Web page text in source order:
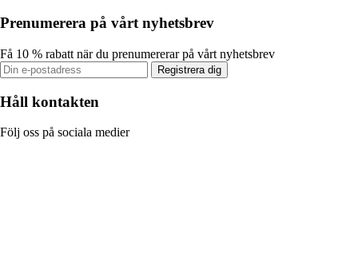
Prenumerera på vårt nyhetsbrev
Få 10 % rabatt när du prenumererar på vårt nyhetsbrev
Registrera dig
Håll kontakten
Följ oss på sociala medier